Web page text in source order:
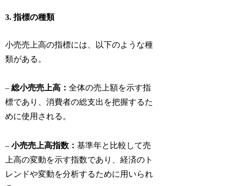
3. 指標の種類
小売売上高の指標には、以下のような種
類がある。
–総小売売上高：全体の売上額を示す指
標であり、消費者の総支出を把握するた
めに使用される。
–小売売上高指数：基準年と比較して売
上高の変動を示す指数であり、経済のト
レンドや変動を分析するために用いられ